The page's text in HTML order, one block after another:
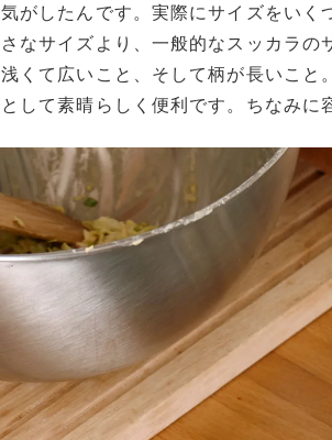
気がしたんです。実際にサイズをいく
さなサイズより、一般的なスッカラの
浅くて広いこと、そして柄が長いこと
として素晴らしく便利です。ちなみに